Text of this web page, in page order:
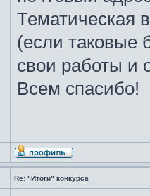
Тематическая
(если таковые
свои работы и
Всем спасибо!
Re: "Итоги" конкурса